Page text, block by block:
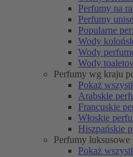
Perfumy na
Perfumy
Popularne
Wody
Wody
Wody
Perfumy wg kraju
Pokaż
Arabskie
Francuskie
Włoskie
Hiszpańskie
Perfumy luksusowe
Pokaż